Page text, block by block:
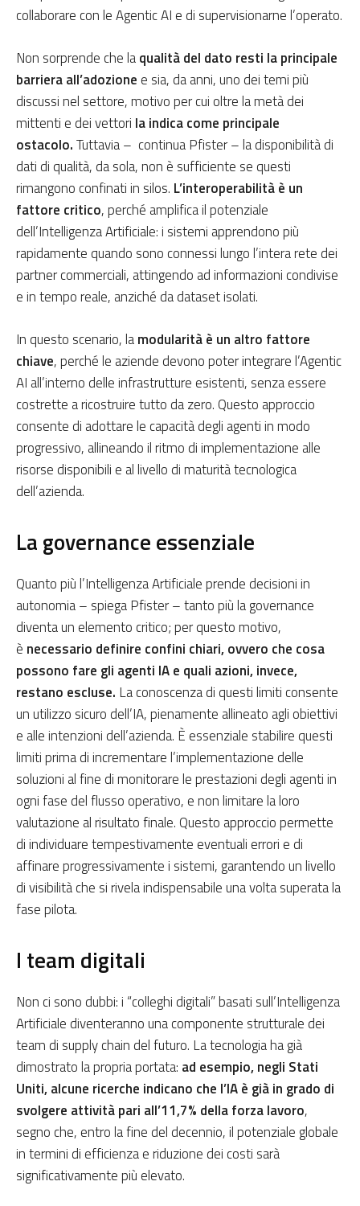
collaborare con le Agentic AI e di supervisionarne l’operato.
Non sorprende che laqualità del dato resti la principale
barriera all’adozione e sia, da anni, uno dei temi più
discussi nel settore, motivo per cui oltre la metà dei
mittenti e dei vettori la indica come principale
ostacolo.Tuttavia – continua Pfister – la disponibilità di
dati di qualità, da sola, non è sufficiente se questi
rimangono confinati in silos. L’interoperabilità è un
fattore critico, perché amplifica il potenziale
dell’Intelligenza Artificiale: i sistemi apprendono più
rapidamente quando sono connessi lungo l’intera rete dei
partner commerciali, attingendo ad informazioni condivise
e in tempo reale, anziché da dataset isolati.
In questo scenario, lamodularità è un altro fattore
chiave, perché le aziende devono poter integrare l’Agentic
AI all’interno delle infrastrutture esistenti, senza essere
costrette a ricostruire tutto da zero. Questo approccio
consente di adottare le capacità degli agenti in modo
progressivo, allineando il ritmo di implementazione alle
risorse disponibili e al livello di maturità tecnologica
dell’azienda.
La governance essenziale
Quanto più l’Intelligenza Artificiale prende decisioni in
autonomia – spiega Pfister – tanto più la governance
diventa un elemento critico; per questo motivo,
è necessario definire confini chiari, ovvero che cosa
possono fare gli agenti IA e quali azioni, invece,
restano escluse. La conoscenza di questi limiti consente
un utilizzo sicuro dell’IA, pienamente allineato agli obiettivi
e alle intenzioni dell’azienda. È essenziale stabilire questi
limiti prima di incrementare l’implementazione delle
soluzioni al fine di monitorare le prestazioni degli agenti in
ogni fase del flusso operativo, e non limitare la loro
valutazione al risultato finale. Questo approccio permette
di individuare tempestivamente eventuali errori e di
affinare progressivamente i sistemi, garantendo un livello
di visibilità che si rivela indispensabile una volta superata la
fase pilota.
I team digitali
Non ci sono dubbi: i “colleghi digitali” basati sull’Intelligenza
Artificiale diventeranno una componente strutturale dei
team di supply chain del futuro. La tecnologia ha già
dimostrato la propria portata: ad esempio, negli Stati
Uniti, alcune ricerche indicano che l’IA è già in grado di
svolgere attività pari all’11,7% della forza lavoro,
segno che, entro la fine del decennio, il potenziale globale
in termini di efficienza e riduzione dei costi sarà
significativamente più elevato.